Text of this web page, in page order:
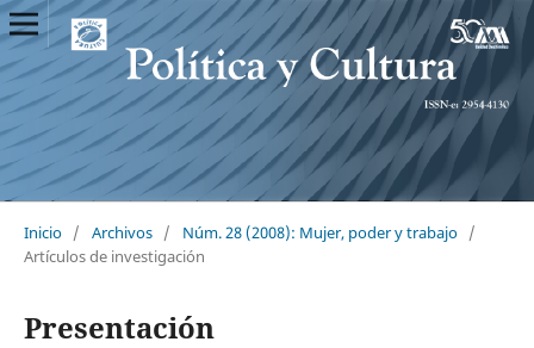
Inicio / Archivos / Núm. 28 (2008): Mujer, poder y trabajo /
Artículos de investigación
Presentación